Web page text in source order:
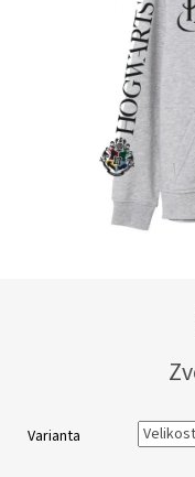
Varianta